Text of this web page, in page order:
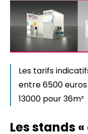
Les tarifs
entre 6500 euros
13000 pour 36m²
Les stands